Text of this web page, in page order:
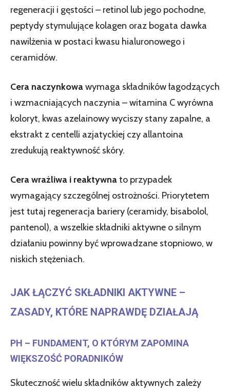
regeneracji i gęstości – retinol lub jego pochodne,
peptydy stymulujące kolagen oraz bogata dawka
nawilżenia w postaci kwasu hialuronowego i
ceramidów.
Cera naczynkowawymaga składników łagodzących
i wzmacniających naczynia – witamina C wyrówna
koloryt, kwas azelainowy wyciszy stany zapalne, a
ekstrakt z centelli azjatyckiej czy allantoina
zredukują reaktywność skóry.
Cera wrażliwa i reaktywnato przypadek
wymagający szczególnej ostrożności. Priorytetem
jest tutaj regeneracja bariery (ceramidy, bisabolol,
pantenol), a wszelkie składniki aktywne o silnym
działaniu powinny być wprowadzane stopniowo, w
niskich stężeniach.
JAK ŁĄCZYĆ SKŁADNIKI AKTYWNE –
ZASADY, KTÓRE NAPRAWDĘ DZIAŁAJĄ
PH – FUNDAMENT, O KTÓRYM ZAPOMINA
WIĘKSZOŚĆ PORADNIKÓW
Skuteczność wielu składników aktywnych zależy